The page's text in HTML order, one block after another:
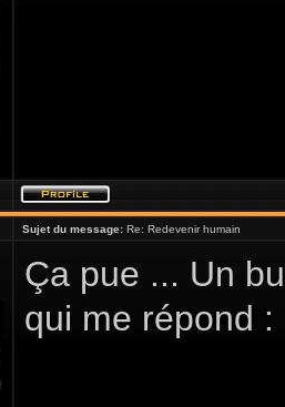
Sujet du message: Re: Redevenir humain
Ça pue ... Un
qui me répond :